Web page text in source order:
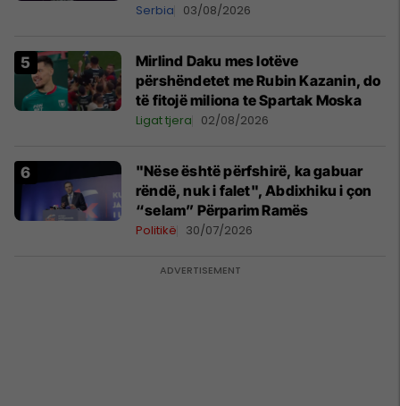
shpall gjendjen e luftës
Serbia 03/08/2026
Mirlind Daku mes lotëve
përshëndetet me Rubin Kazanin, do
të fitojë miliona te Spartak Moska
Ligat tjera 02/08/2026
"Nëse është përfshirë, ka gabuar
rëndë, nuk i falet", Abdixhiku i çon
“selam” Përparim Ramës
Politikë 30/07/2026